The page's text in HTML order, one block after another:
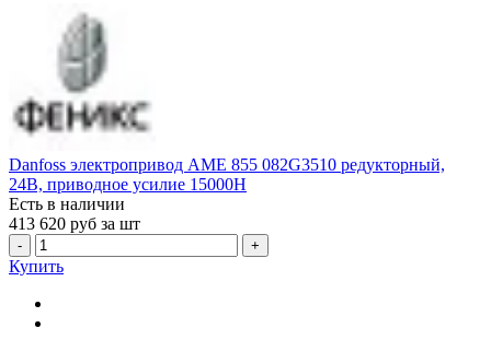
Danfoss электропривод AME 855 082G3510 редукторный,
24В, приводное усилие 15000Н
Есть в наличии
413 620 руб за шт
- +
Купить